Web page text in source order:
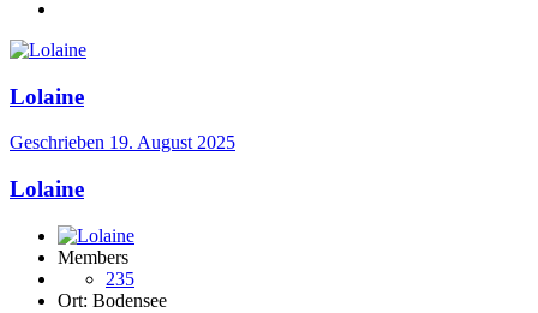
Lolaine
Geschrieben 19. August 2025
Lolaine
Members
235
Ort: Bodensee